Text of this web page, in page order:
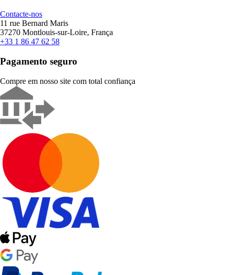
Contacte-nos
11 rue Bernard Maris
37270 Montlouis-sur-Loire, França
+33 1 86 47 62 58
Pagamento seguro
Compre em nosso site com total confiança